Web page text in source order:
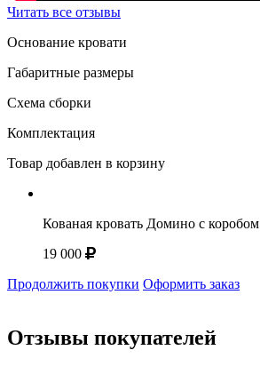
Читать все отзывы
Основание кровати
Габаритные размеры
Схема сборки
Комплектация
Товар добавлен в корзину
Кованая кровать Домино с коробом
19 000
Продолжить покупки Оформить заказ
Отзывы покупателей